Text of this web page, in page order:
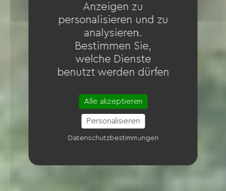
Anzeigen zu
personalisieren und zu
analysieren.
Bestimmen Sie,
welche Dienste
benutzt werden dürfen
Alle akzeptieren
Personalisieren
Datenschutzbestimmungen